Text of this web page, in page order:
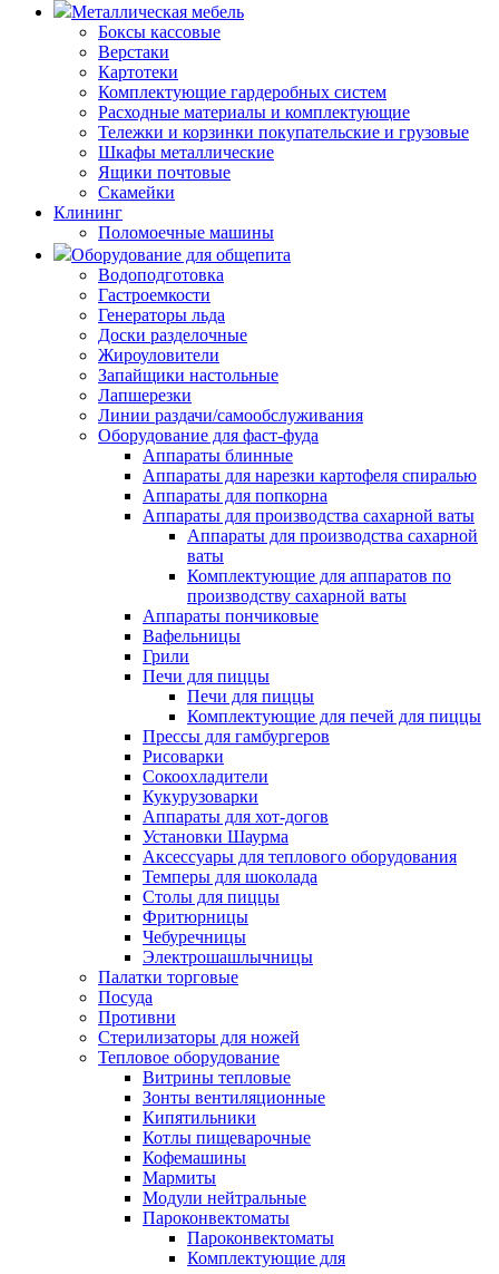
Металлическая мебель
Боксы кассовые
Верстаки
Картотеки
Комплектующие гардеробных систем
Расходные материалы и комплектующие
Тележки и корзинки покупательские и грузовые
Шкафы металлические
Ящики почтовые
Скамейки
Клининг
Поломоечные машины
Оборудование для общепита
Водоподготовка
Гастроемкости
Генераторы льда
Доски разделочные
Жироуловители
Запайщики настольные
Лапшерезки
Линии раздачи/самообслуживания
Оборудование для фаст-фуда
Аппараты блинные
Аппараты для нарезки картофеля спиралью
Аппараты для попкорна
Аппараты для производства сахарной ваты
Аппараты для производства сахарной
ваты
Комплектующие для аппаратов по
производству сахарной ваты
Аппараты пончиковые
Вафельницы
Грили
Печи для пиццы
Печи для пиццы
Комплектующие для печей для пиццы
Прессы для гамбургеров
Рисоварки
Сокоохладители
Кукурузоварки
Аппараты для хот-догов
Установки Шаурма
Аксессуары для теплового оборудования
Темперы для шоколада
Столы для пиццы
Фритюрницы
Чебуречницы
Электрошашлычницы
Палатки торговые
Посуда
Противни
Стерилизаторы для ножей
Тепловое оборудование
Витрины тепловые
Зонты вентиляционные
Кипятильники
Котлы пищеварочные
Кофемашины
Мармиты
Модули нейтральные
Пароконвектоматы
Пароконвектоматы
Комплектующие для